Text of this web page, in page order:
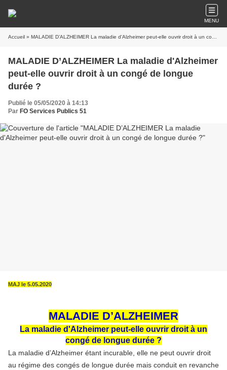
MENU
Accueil » MALADIE D’ALZHEIMER La maladie d'Alzheimer peut-elle ouvrir droit à un congé de longue durée ?
MALADIE D’ALZHEIMER La maladie d'Alzheimer
peut-elle ouvrir droit à un congé de longue
durée ?
Publié le 05/05/2020 à 14:13
Par FO Services Publics 51
MAJ le 5.05.2020
MALADIE D’ALZHEIMER
La maladie d'Alzheimer peut-elle ouvrir droit à un
congé de longue durée ?
La maladie d’Alzheimer étant incurable, elle ne peut ouvrir droit
au régime des congés de longue durée mais conduit en revanche